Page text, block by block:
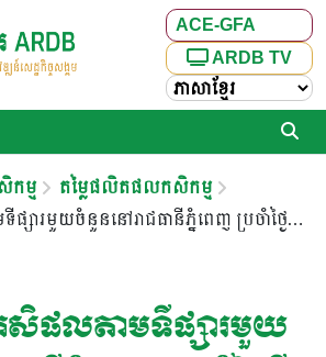
ACE-GFA
ARDB TV
កម្ម
តម្លៃផលិតផលកសិកម្ម
តារាងតម្លៃកសិផលតាមទីផ្សារមួយចំនួននៅរាជធានីភ្នំពេញ ប្រចាំថ្ងៃទី ១១ មិថុនា ២០២៥
កសិផលតាមទីផ្សារមួយ